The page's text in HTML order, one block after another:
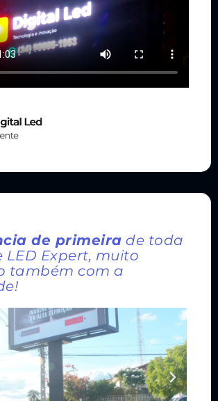
de primeira de toda
LED Expert, muito
também com a